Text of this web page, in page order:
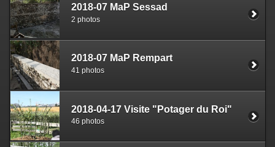
2018-07 MaP Sessad
2 photos
2018-07 MaP Rempart
41 photos
2018-04-17 Visite "Potager du Roi"
46 photos